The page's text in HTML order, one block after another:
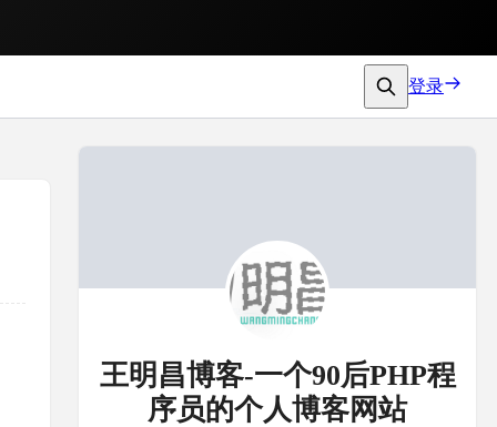
登录
王明昌博客-一个90后PHP程
序员的个人博客网站